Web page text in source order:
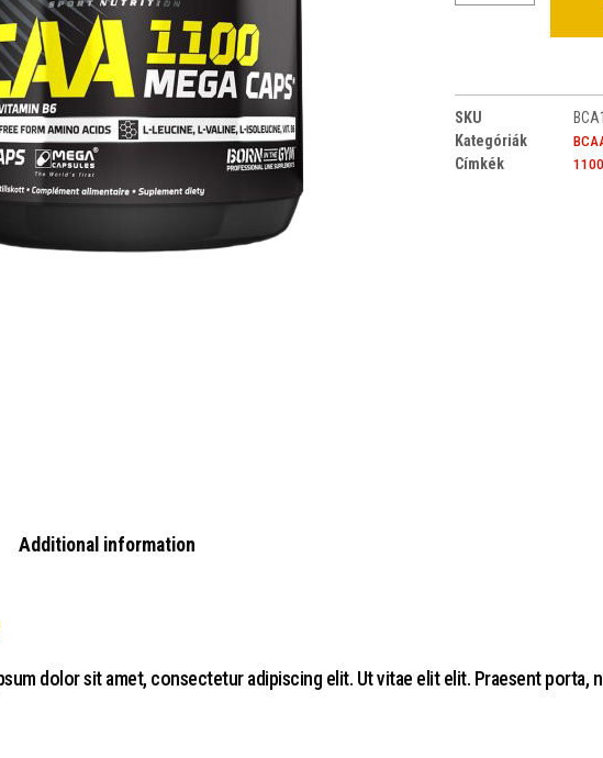
SKU
Kategóriák
Címkék 1100
Additional information
dolor sit amet, consectetur adipiscing elit. Ut vitae elit elit. Praesent